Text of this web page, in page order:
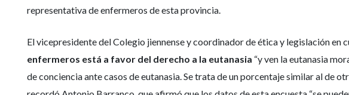
representativa de enfermeros de esta provincia.
El vicepresidente del Colegio jiennense y coordinador de ética y legislación
enfermeros está a favor del derecho a la eutanasia “y ven la eutanasia
de conciencia ante casos de eutanasia. Se trata de un porcentaje similar al de